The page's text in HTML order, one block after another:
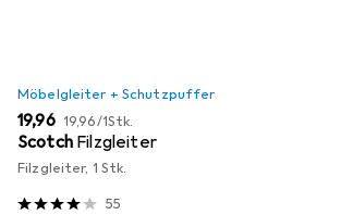
Möbelgleiter + Schutzpuffer
EUR
19,96 EUR
19,96/1Stk.
Scotch Filzgleiter
Filzgleiter, 1 Stk.
55